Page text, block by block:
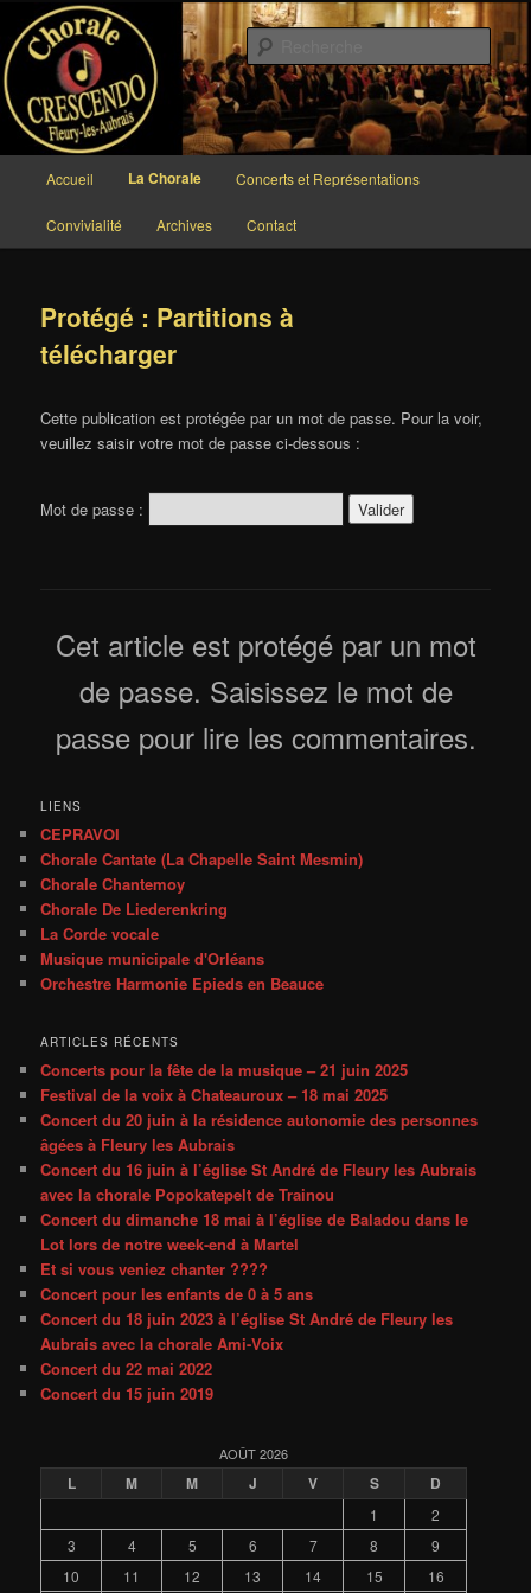
au
contenu
principalChorale CRESCENDO
principal
Accueil La Chorale Concerts et Représentations
Convivialité Archives Contact
Protégé : Partitions à
télécharger
Cette publication est protégée par un mot de passe. Pour la voir,
veuillez saisir votre mot de passe ci-dessous :
Mot de passe :
Cet article est protégé par un mot
de passe. Saisissez le mot de
passe pour lire les commentaires.
LIENS
CEPRAVOI
Chorale Cantate (La Chapelle Saint Mesmin)
Chorale Chantemoy
Chorale De Liederenkring
La Corde vocale
Musique municipale d'Orléans
Orchestre Harmonie Epieds en Beauce
ARTICLES RÉCENTS
Concerts pour la fête de la musique – 21 juin 2025
Festival de la voix à Chateauroux – 18 mai 2025
Concert du 20 juin à la résidence autonomie des personnes
âgées à Fleury les Aubrais
Concert du 16 juin à l’église St André de Fleury les Aubrais
avec la chorale Popokatepelt de Trainou
Concert du dimanche 18 mai à l’église de Baladou dans le
Lot lors de notre week-end à Martel
Et si vous veniez chanter ????
Concert pour les enfants de 0 à 5 ans
Concert du 18 juin 2023 à l’église St André de Fleury les
Aubrais avec la chorale Ami-Voix
Concert du 22 mai 2022
Concert du 15 juin 2019
AOÛT 2026
L M M J V S D
1
2
3
4 5 6 7 8
9
10
11 12 13 14 15 16